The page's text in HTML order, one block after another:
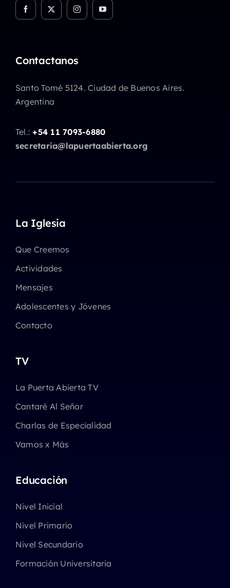
Contactanos
Santo Tomé 5124. Ciudad de Buenos Aires.
Argentina
Tel.:+54 11 7093-6880
secretaria@lapuertaabierta.org
La Iglesia
Que Creemos
Actividades
Mensajes
Adolescentes y Jóvenes
Contacto
TV
La Puerta Abierta TV
Cantaré Al Señor
Charlas de Especialidad
Vamos x Más
Educación
Nivel Inicial
Nivel Primario
Nivel Secundario
Formación Universitaria